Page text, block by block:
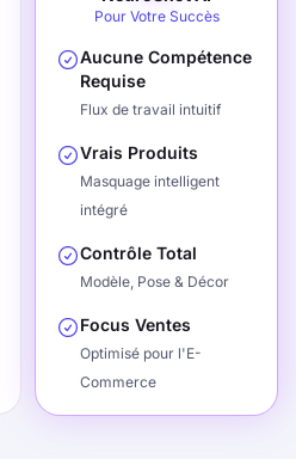
Pour Votre Succès
Aucune Compétence
Requise
Flux de travail intuitif
Vrais Produits
Masquage intelligent
intégré
Contrôle Total
Modèle, Pose & Décor
Focus Ventes
Optimisé pour l'E-
Commerce